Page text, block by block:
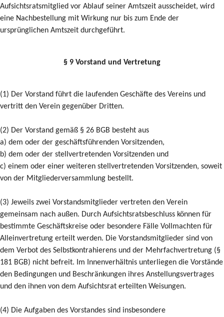
Aufsichtsratsmitglied vor Ablauf seiner Amtszeit ausscheidet, wird
eine Nachbestellung mit Wirkung nur bis zum Ende der
ursprünglichen Amtszeit durchgeführt.
§ 9 Vorstand und Vertretung
(1) Der Vorstand führt die laufenden Geschäfte des Vereins und
vertritt den Verein gegenüber Dritten.
(2) Der Vorstand gemäß § 26 BGB besteht aus
a) dem oder der geschäftsführenden Vorsitzenden,
b) dem oder der stellvertretenden Vorsitzenden und
c) einem oder einer weiteren stellvertretenden Vorsitzenden, soweit
von der Mitgliederversammlung bestellt.
(3) Jeweils zwei Vorstandsmitglieder vertreten den Verein
gemeinsam nach außen. Durch Aufsichtsratsbeschluss können für
bestimmte Geschäftskreise oder besondere Fälle Vollmachten für
Alleinvertretung erteilt werden. Die Vorstandsmitglieder sind von
dem Verbot des Selbstkontrahierens und der Mehrfachvertretung (§
181 BGB) nicht befreit. Im Innenverhältnis unterliegen die Vorstände
den Bedingungen und Beschränkungen ihres Anstellungsvertrages
und den ihnen von dem Aufsichtsrat erteilten Weisungen.
(4) Die Aufgaben des Vorstandes sind insbesondere